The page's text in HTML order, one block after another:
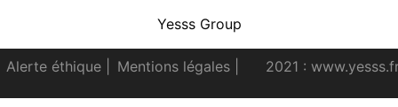
Yesss Group
Alerte éthique Mentions légales 2021 :